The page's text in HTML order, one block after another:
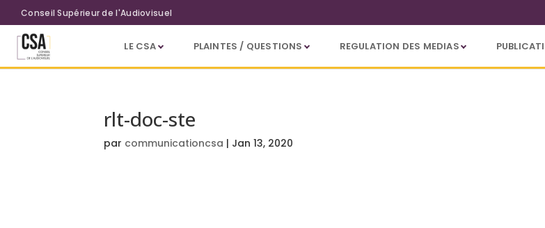
Aller au contenu principal
Conseil Supérieur de l'Audiovisuel
LE CSA PLAINTES / QUESTIONS REGULATION DES MEDIAS
rlt-doc-ste
par communicationcsa | Jan 13, 2020